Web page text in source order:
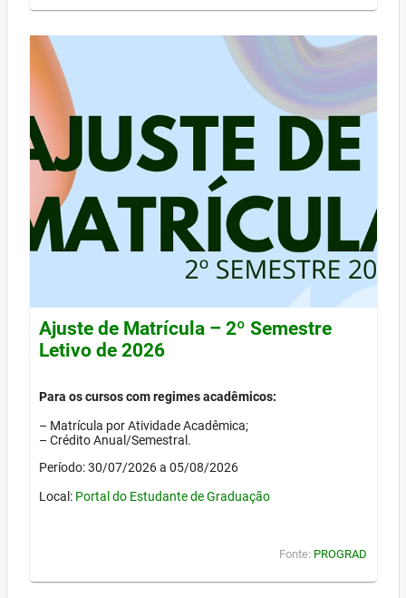
Ajuste de Matrícula – 2º Semestre
Letivo de 2026
Para os cursos com regimes acadêmicos:
– Matrícula por Atividade Acadêmica;
– Crédito Anual/Semestral.
Período: 30/07/2026 a 05/08/2026
Local: Portal do Estudante de Graduação
Fonte: PROGRAD